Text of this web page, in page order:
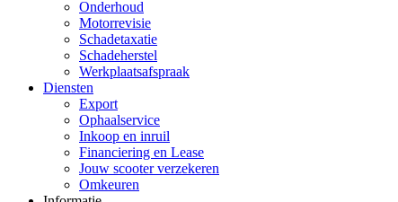
Onderhoud
Motorrevisie
Schadetaxatie
Schadeherstel
Werkplaatsafspraak
Diensten
Export
Ophaalservice
Inkoop en inruil
Financiering en Lease
Jouw scooter verzekeren
Omkeuren